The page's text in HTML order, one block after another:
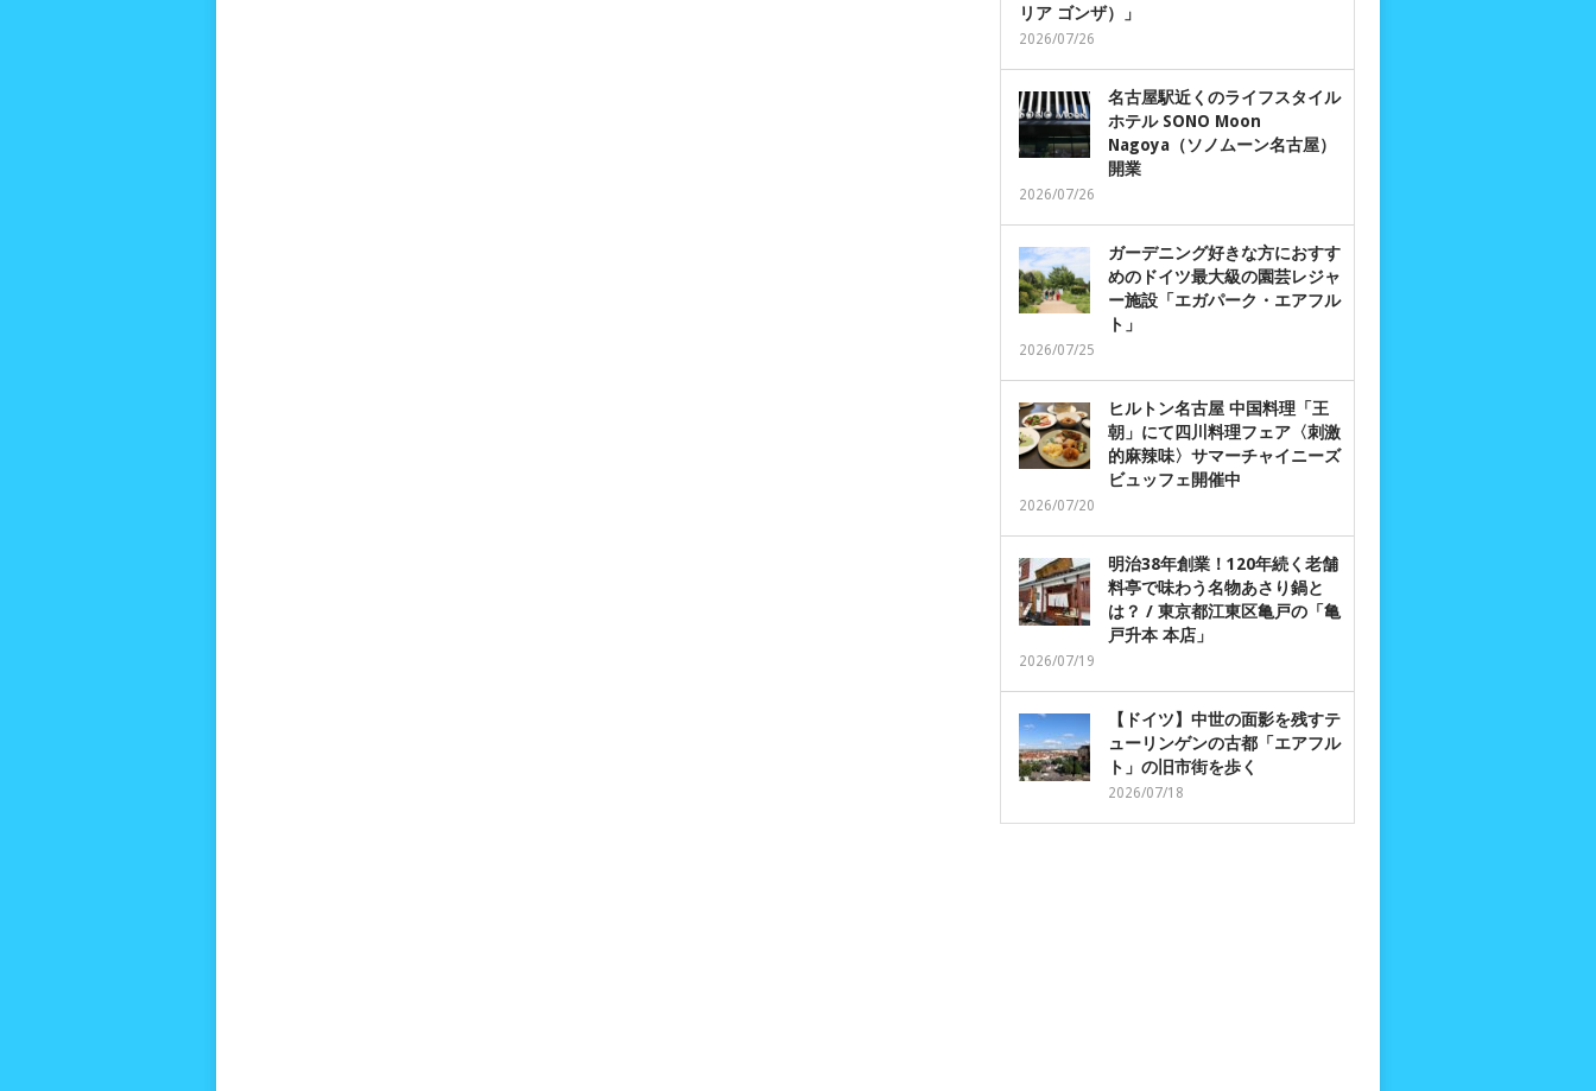
リア ゴンザ）」
2026/07/26
名古屋駅近くのライフスタイル
ホテル SONO Moon
Nagoya（ソノムーン名古屋）
開業
2026/07/26
ガーデニング好きな方におすす
めのドイツ最大級の園芸レジャ
ー施設「エガパーク・エアフル
ト」
2026/07/25
ヒルトン名古屋 中国料理「王
朝」にて四川料理フェア〈刺激
的麻辣味〉サマーチャイニーズ
ビュッフェ開催中
2026/07/20
明治38年創業！120年続く老舗
料亭で味わう名物あさり鍋と
は？ / 東京都江東区亀戸の「亀
戸升本 本店」
2026/07/19
【ドイツ】中世の面影を残すテ
ューリンゲンの古都「エアフル
ト」の旧市街を歩く
2026/07/18